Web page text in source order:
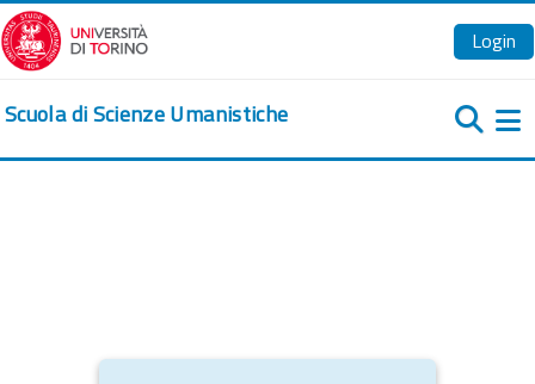
Vai al contenuto principale
Login
Scuola di Scienze Umanistiche